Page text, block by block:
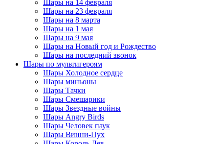
Шары на 14 февраля
Шары на 23 февраля
Шары на 8 марта
Шары на 1 мая
Шары на 9 мая
Шары на Новый год и Рождество
Шары на последний звонок
Шары по мультигероям
Шары Холодное сердце
Шары миньоны
Шары Тачки
Шары Смешарики
Шары Звездные войны
Шары Angry Birds
Шары Человек паук
Шары Винни-Пух